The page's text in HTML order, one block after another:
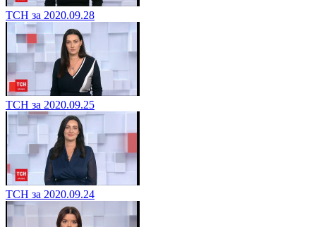
ТСН за 2020.09.28
ТСН за 2020.09.25
ТСН за 2020.09.24